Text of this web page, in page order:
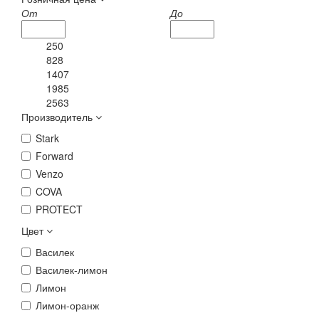
От
До
250
828
1407
1985
2563
Производитель
Stark
Forward
Venzo
COVA
PROTECT
Цвет
Василек
Василек-лимон
Лимон
Лимон-оранж